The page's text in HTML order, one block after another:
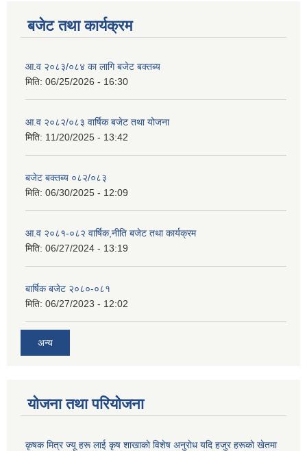
बजेट तथा कार्यक्रम
आ.व २०८३/०८४ का लागि बजेट बक्तब्य
मिति: 06/25/2026 - 16:30
आ.व २०८२/०८३ वार्षिक बजेट तथा योजना
मिति: 11/20/2025 - 13:42
बजेट बक्तब्य ०८२/०८३
मिति: 06/30/2025 - 12:09
आ.व २०८१-०८२ वार्षिक,नीति बजेट तथा कार्यक्रम
मिति: 06/27/2024 - 13:19
बार्षिक बजेट २०८०-०८१
मिति: 06/27/2023 - 12:02
अन्य
योजना तथा परियोजना
कृषक मित्र ज्यू हरू लाई कृष शाखाकाे विशेष अनुराेध यदि हजुर हरूकाे खेतमा